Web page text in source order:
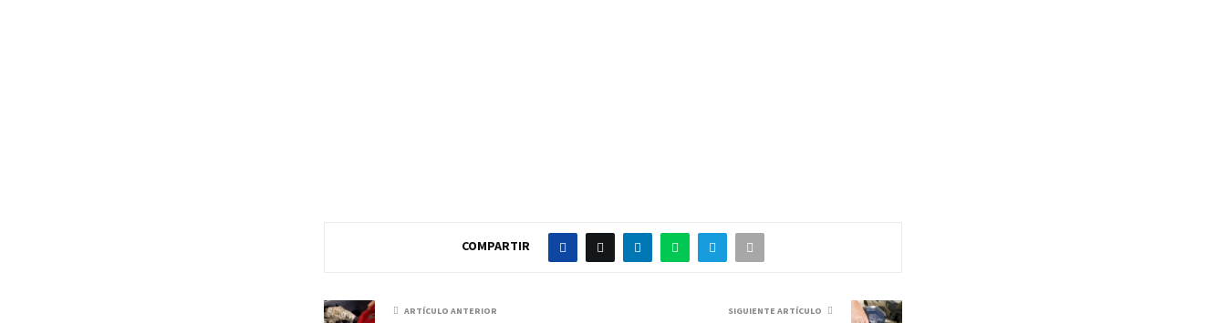
COMPARTIR
ARTÍCULO ANTERIOR SIGUIENTE ARTÍCULO